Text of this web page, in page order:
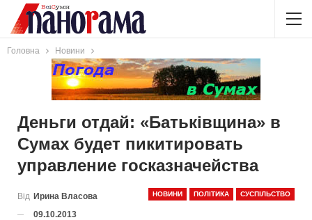
Головна Новини
Деньги отдай: «Батьківщина» в
Сумах будет пикитировать
управление госказначейства
НОВИНИ ПОЛІТИКА СУСПІЛЬСТВО
Від Ирина Власова
09.10.2013